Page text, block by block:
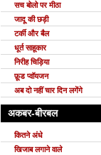
सच बोलो पर मीठा
जादू की छड़ी
टर्की और बैल
धूर्त साहूकार
निरीह चिड़िया
फ़ूड प्वॉयजन
अब दो नहीं चार दिन लगेंगे
अकबर-बीरबल
कितने अंधे
खिजाब लगाने वाले